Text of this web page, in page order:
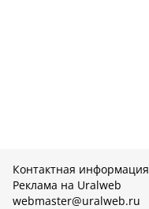
Контактная информация
Реклама на Uralweb
webmaster@uralweb.ru